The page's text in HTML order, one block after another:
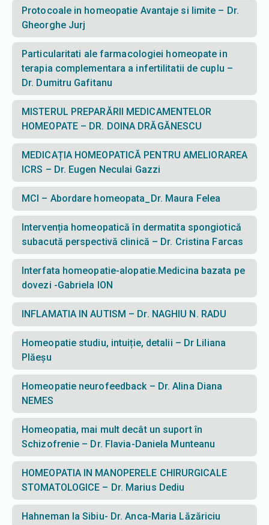
Protocoale in homeopatie Avantaje si limite – Dr.
Gheorghe Jurj
Particularitati ale farmacologiei homeopate in
terapia complementara a infertilitatii de cuplu –
Dr. Dumitru Gafitanu
MISTERUL PREPARĂRII MEDICAMENTELOR
HOMEOPATE – DR. DOINA DRĂGĂNESCU
MEDICAȚIA HOMEOPATICĂ PENTRU AMELIORAREA
ICRS – Dr. Eugen Neculai Gazzi
MCI – Abordare homeopata_Dr. Maura Felea
Intervenția homeopatică în dermatita spongiotică
subacută perspectivă clinică – Dr. Cristina Farcas
Interfata homeopatie-alopatie.Medicina bazata pe
dovezi -Gabriela ION
INFLAMATIA IN AUTISM – Dr. NAGHIU N. RADU
Homeopatie studiu, intuiție, detalii – Dr Liliana
Plăeșu
Homeopatie neurofeedback – Dr. Alina Diana
NEMES
Homeopatia, mai mult decât un suport în
Schizofrenie – Dr. Flavia-Daniela Munteanu
HOMEOPATIA IN MANOPERELE CHIRURGICALE
STOMATOLOGICE – Dr. Marius Dediu
Hahneman la Sibiu- Dr. Anca-Maria Lăzăriciu